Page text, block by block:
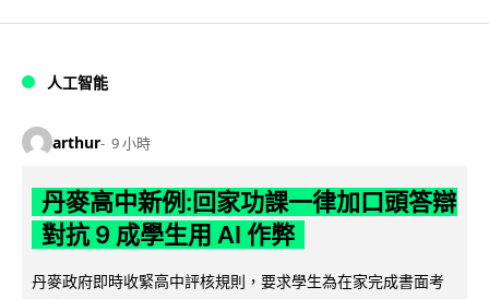
人工智能
arthur 9 小時
丹麥高中新例:回家功課一律加口頭答辯
對抗 9 成學生用 AI 作弊
丹麥政府即時收緊高中評核規則，要求學生為在家完成書面考